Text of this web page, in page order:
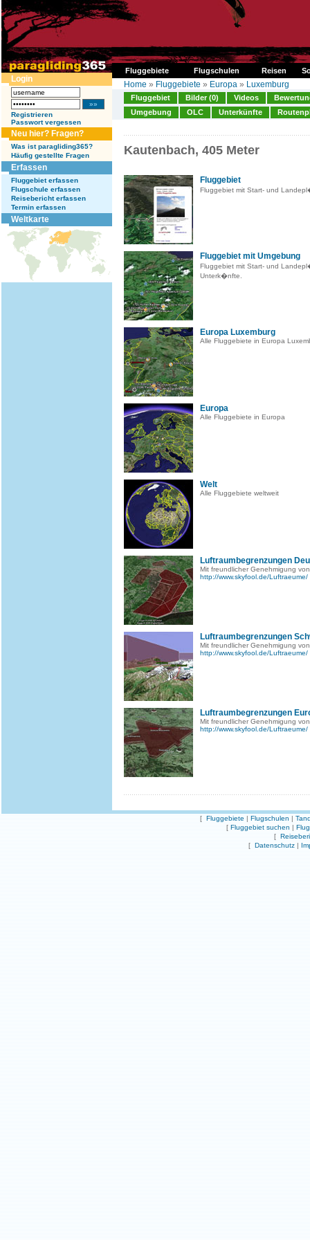
Fluggebiete Flugschulen Reisen
Login
Registrieren
Passwort vergessen
Neu hier? Fragen?
Was ist paragliding365?
Häufig gestellte Fragen
Erfassen
Fluggebiet erfassen
Flugschule erfassen
Reisebericht erfassen
Termin erfassen
Weltkarte
Home » Fluggebiete » Europa » Luxemburg
Fluggebiet Bilder (0) Videos
Umgebung
OLC Unterkünfte
Kautenbach, 405 Meter
Fluggebiet
Fluggebiet mit Start- und
Fluggebiet mit Umgebung
Fluggebiet mit Start- und
Unterk�nfte.
Europa Luxemburg
Alle Fluggebiete in Europa
Europa
Alle Fluggebiete in Europa
Welt
Alle Fluggebiete weltweit
Luftraumbegrenzungen
Mit freundlicher Genehmigung
http://www.skyfool.de/Luftraeume/
Luftraumbegrenzungen
Mit freundlicher Genehmigung
http://www.skyfool.de/Luftraeume/
Luftraumbegrenzungen
Mit freundlicher Genehmigung
http://www.skyfool.de/Luftraeume/
[ Fluggebiete | Flugschulen |
[ Fluggebiet suchen |
[
[ Datenschutz |